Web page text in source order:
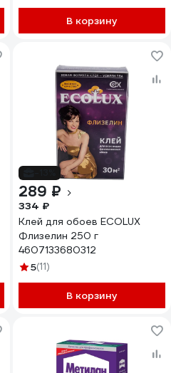
В корзину
289 ₽
334 ₽
Клей для обоев ECOLUX
Флизелин 250 г
4607133680312
5(11)
В корзину